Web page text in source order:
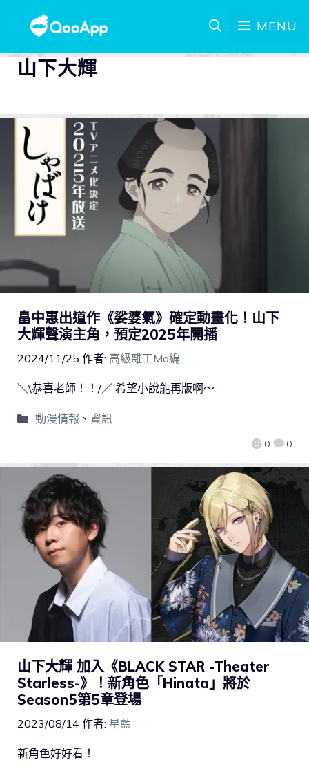
MENU
山下大輝
畠中惠出道作《娑婆氣》確定動畫化！山下
大輝聲演主角，預定2025年開播
2024/11/25 作者: 高級雜工Mo編
0 0
＼\恭喜老師！！/／ 希望小說能再版啊～
動漫情報 、 資訊
山下大輝 加入《BLACK STAR -Theater
Starless-》！新角色「Hinata」將於
Season5第5章登場
2023/08/14 作者: 星藍
新角色好好看！